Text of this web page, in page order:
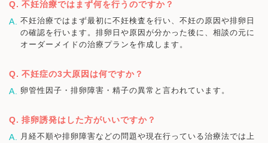
不妊治療ではまず何を行うのですか？
不妊治療ではまず最初に不妊検査を行い、不妊の原因や排卵日
の確認を行います。排卵日や原因が分かった後に、相談の元に
オーダーメイドの治療プランを作成します。
不妊症の3大原因は何ですか？
卵管性因子・排卵障害・精子の異常と言われています。
排卵誘発はした方がいいですか？
月経不順や排卵障害などの問題や現在行っている治療法では上